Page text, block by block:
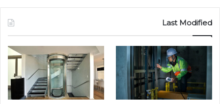
ب
و
ك
ت
ر
ك
د
إ
ن
ي
و
ت
ق
ر
ا
Last Modified